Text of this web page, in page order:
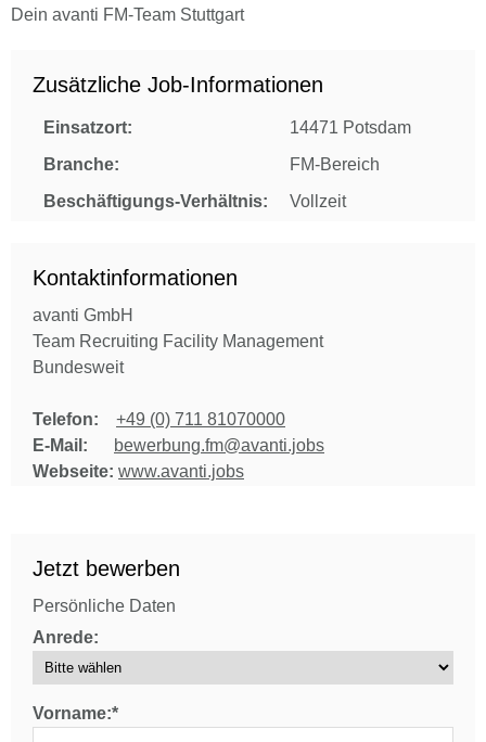
Dein avanti FM-Team Stuttgart
Zusätzliche Job-Informationen
Einsatzort:
14471 Potsdam
Branche:
FM-Bereich
Beschäftigungs-Verhältnis:
Vollzeit
Kontaktinformationen
avanti GmbH
Team Recruiting Facility Management
Bundesweit
Telefon:
+49 (0) 711 81070000
E-Mail:
bewerbung.fm@avanti.jobs
Webseite: www.avanti.jobs
Jetzt bewerben
Persönliche Daten
Anrede:
Vorname:*